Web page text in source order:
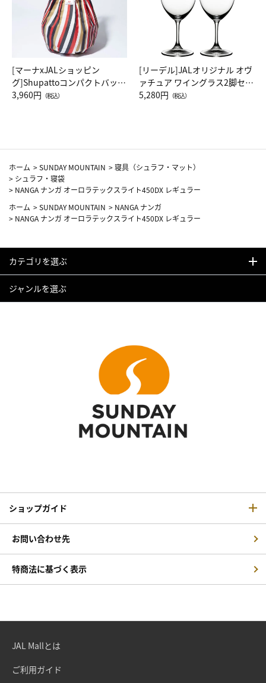
[マーナxJALショッピン
グ]Shupattoコンパクトバッグ
Drop JAL客室乗務員（LC）ス
3,960円 （税込）
[リーデル]JALオリジナル オヴ
ァチュア ワイングラス2脚セッ
ト（レッドワイン）
5,280円 （税込）
ホーム >SUNDAY MOUNTAIN >寝具（シュラフ・マット）
> シュラフ・寝袋
> NANGA ナンガ オーロラテックスライト450DX レギュラー
ホーム >SUNDAY MOUNTAIN > NANGA ナンガ
> NANGA ナンガ オーロラテックスライト450DX レギュラー
カテゴリを選ぶ
ジャンルを選ぶ
ショップガイド
お問い合わせ先
特商法に基づく表示
JAL Mallとは
ご利用ガイド